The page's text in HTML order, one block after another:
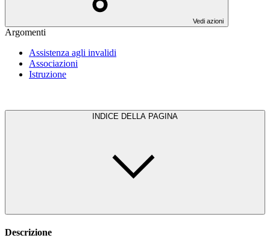
Vedi azioni
Argomenti
Assistenza agli invalidi
Associazioni
Istruzione
INDICE DELLA PAGINA
Descrizione